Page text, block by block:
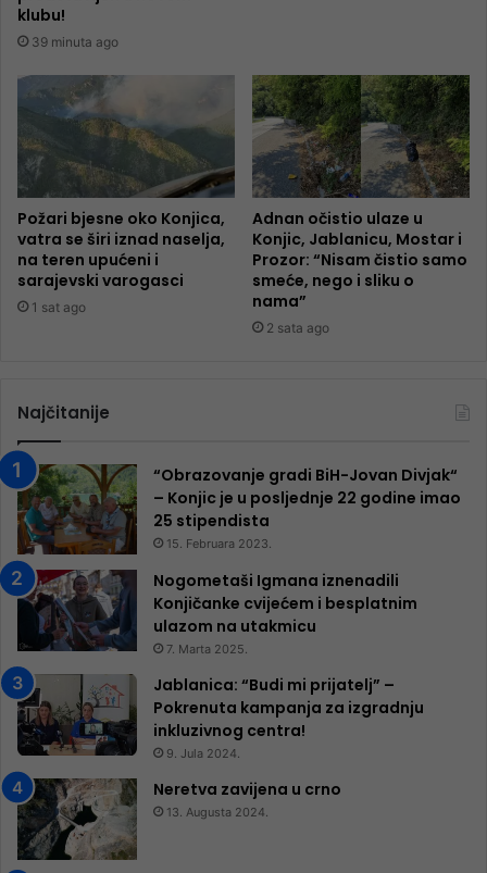
klubu!
39 minuta ago
Požari bjesne oko Konjica,
vatra se širi iznad naselja,
na teren upućeni i
sarajevski varogasci
1 sat ago
Adnan očistio ulaze u
Konjic, Jablanicu, Mostar i
Prozor: “Nisam čistio samo
smeće, nego i sliku o
nama”
2 sata ago
Najčitanije
“Obrazovanje gradi BiH-Jovan Divjak“
– Konjic je u posljednje 22 godine imao
25 ​​stipendista
15. Februara 2023.
Nogometaši Igmana iznenadili
Konjičanke cvijećem i besplatnim
ulazom na utakmicu
7. Marta 2025.
Jablanica: “Budi mi prijatelj” –
Pokrenuta kampanja za izgradnju
inkluzivnog centra!
9. Jula 2024.
Neretva zavijena u crno
13. Augusta 2024.